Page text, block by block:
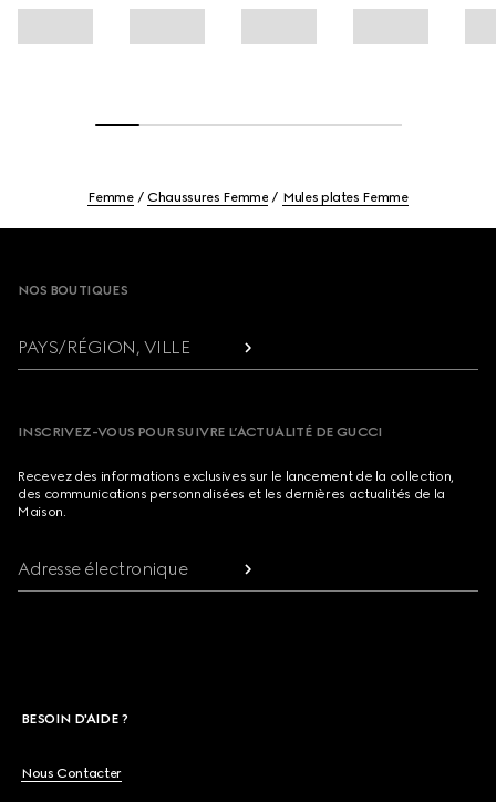
Femme Chaussures Femme Mules plates Femme
NOS BOUTIQUES
PAYS/RÉGION, VILLE
INSCRIVEZ-VOUS POUR SUIVRE L’ACTUALITÉ DE GUCCI
Recevez des informations exclusives sur le lancement de la collection,
des communications personnalisées et les dernières actualités de la
Maison.
Adresse électronique
BESOIN D'AIDE ?
Nous Contacter